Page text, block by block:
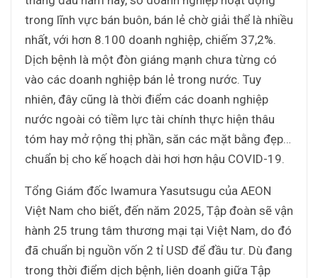
trong lĩnh vực bán buôn, bán lẻ chờ giải thể là nhiều
nhất, với hơn 8.100 doanh nghiệp, chiếm 37,2%.
Dịch bệnh là một đòn giáng mạnh chưa từng có
vào các doanh nghiệp bán lẻ trong nước. Tuy
nhiên, đây cũng là thời điểm các doanh nghiệp
nước ngoài có tiềm lực tài chính thực hiện thâu
tóm hay mở rộng thị phần, săn các mặt bằng đẹp…
chuẩn bị cho kế hoạch dài hơi hơn hậu COVID-19.
Tổng Giám đốc Iwamura Yasutsugu của AEON
Việt Nam cho biết, đến năm 2025, Tập đoàn sẽ vận
hành 25 trung tâm thương mại tại Việt Nam, do đó
đã chuẩn bị nguồn vốn 2 tỉ USD để đầu tư. Dù đang
trong thời điểm dịch bệnh, liên doanh giữa Tập